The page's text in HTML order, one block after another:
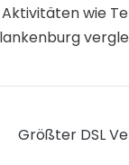
wie
Größter DSL